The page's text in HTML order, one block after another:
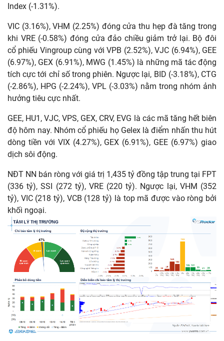
Index (-1.31%).
VIC (3.16%), VHM (2.25%) đóng cửa thu hẹp đà tăng trong
khi VRE (-0.58%) đóng cửa đảo chiều giảm trở lại. Bộ đôi
cổ phiếu Vingroup cùng với VPB (2.52%), VJC (6.94%), GEE
(6.97%), GEX (6.91%), MWG (1.45%) là những mã tác động
tích cực tới chỉ số trong phiên. Ngược lại, BID (-3.18%), CTG
(-2.86%), HPG (-2.24%), VPL (-3.03%) nằm trong nhóm ảnh
hưởng tiêu cực nhất.
GEE, HU1, VJC, VPS, GEX, CRV, EVG là các mã tăng hết biên
độ hôm nay. Nhóm cổ phiếu họ Gelex là điểm nhấn thu hút
dòng tiền với VIX (4.27%), GEX (6.91%), GEE (6.97%) giao
dịch sôi động.
NĐT NN bán ròng với giá trị 1,435 tỷ đồng tập trung tại FPT
(336 tỷ), SSI (272 tỷ), VRE (220 tỷ). Ngược lại, VHM (352
tỷ), VIC (218 tỷ), VCB (128 tỷ) là top mã được vào ròng bởi
khối ngoại.